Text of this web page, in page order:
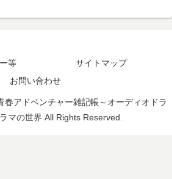
等
サイトマップ
お問い合わせ
アドベンチャー雑記帳～オーディオドラ
マの世界 All Rights Reserved.